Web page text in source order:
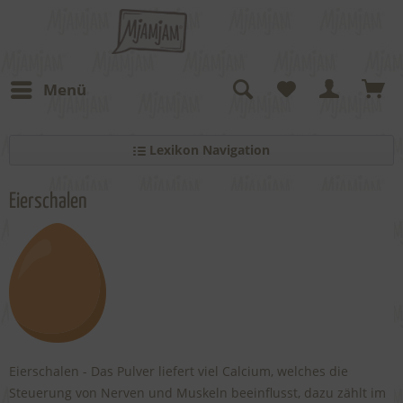
Menü
Lexikon Navigation
Eierschalen
Eierschalen - Das Pulver liefert viel Calcium, welches die
Steuerung von Nerven und Muskeln beeinflusst, dazu zählt im